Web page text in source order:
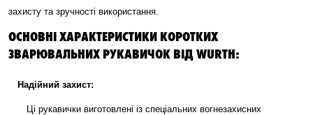
захисту та зручності використання.
ОСНОВНІ ХАРАКТЕРИСТИКИ КОРОТКИХ
ЗВАРЮВАЛЬНИХ РУКАВИЧОК ВІД WURTH:
Надійний захист:
Ці рукавички виготовлені із спеціальних вогнезахисних